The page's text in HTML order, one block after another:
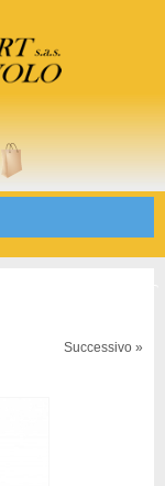
Successivo »